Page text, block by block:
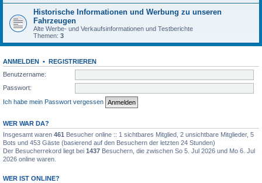
Historische Informationen und Werbung zu unseren
Fahrzeugen
Alte Werbe- und Verkaufsinformationen und Testberichte
Themen: 3
ANMELDEN • REGISTRIEREN
Benutzername:
Passwort:
Ich habe mein Passwort vergessen
WER WAR DA?
Insgesamt waren 461 Besucher online :: 1 sichtbares Mitglied, 2 unsichtbare Mitglieder, 5
Bots und 453 Gäste (basierend auf den Besuchern der letzten 24 Stunden)
Der Besucherrekord liegt bei 1437 Besuchern, die zwischen So 5. Jul 2026 und Mo 6. Jul
2026 online waren.
WER IST ONLINE?